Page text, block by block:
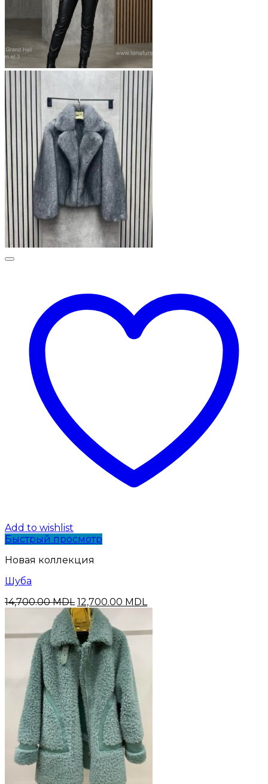
Add to wishlist
Быстрый просмотр
Новая коллекция
Шуба
14,700.00MDL Первоначальная
цена
составляла
14,700.00 MDL.
12,700.00 MDL